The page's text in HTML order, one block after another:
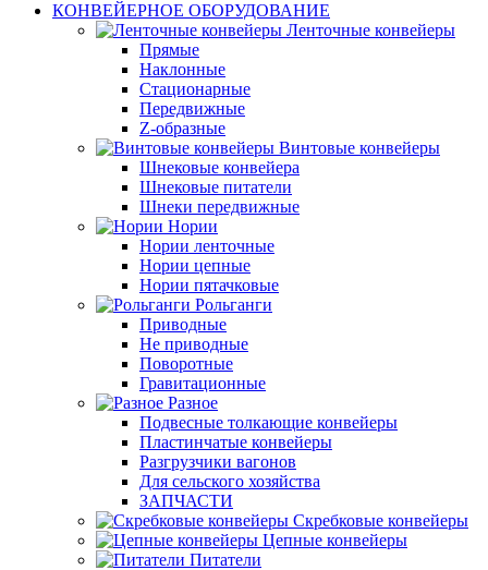
КОНВЕЙЕРНОЕ ОБОРУДОВАНИЕ
Ленточные конвейеры
Прямые
Наклонные
Стационарные
Передвижные
Z-образные
Винтовые конвейеры
Шнековые конвейера
Шнековые питатели
Шнеки передвижные
Нории
Нории ленточные
Нории цепные
Нории пятачковые
Рольганги
Приводные
Не приводные
Поворотные
Гравитационные
Разное
Подвесные толкающие конвейеры
Пластинчатые конвейеры
Разгрузчики вагонов
Для сельского хозяйства
ЗАПЧАСТИ
Скребковые конвейеры
Цепные конвейеры
Питатели